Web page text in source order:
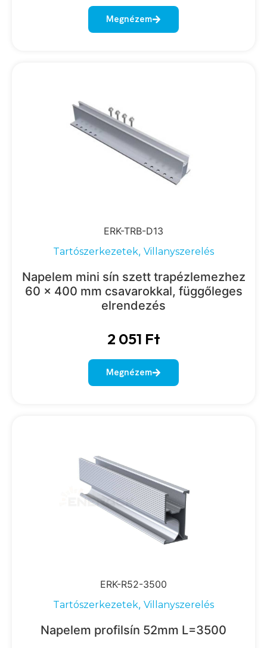
Megnézem
ERK-TRB-D13
Tartószerkezetek, Villanyszerelés
Napelem mini sín szett trapézlemezhez
60 x 400 mm csavarokkal, függőleges
elrendezés
2 051 Ft
Megnézem
ERK-R52-3500
Tartószerkezetek, Villanyszerelés
Napelem profilsín 52mm L=3500